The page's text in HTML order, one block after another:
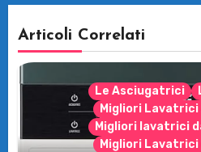
Articoli Correlati
Le Asciugatrici
Migliori Lavatrici
Migliori lavatrici
Migliori Lavatrici